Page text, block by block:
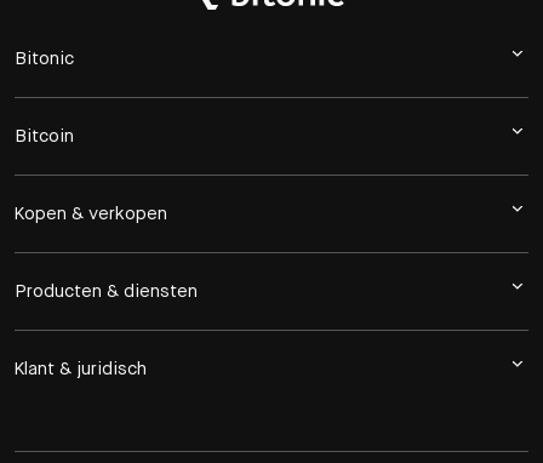
Bitonic
Bitcoin
Kopen & verkopen
Producten & diensten
Klant & juridisch